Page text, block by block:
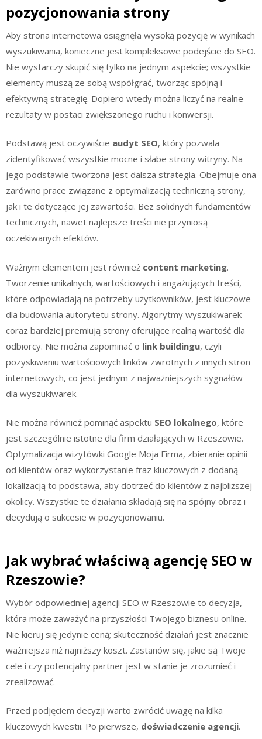
pozycjonowania strony
Aby strona internetowa osiągnęła wysoką pozycję w wynikach
wyszukiwania, konieczne jest kompleksowe podejście do SEO.
Nie wystarczy skupić się tylko na jednym aspekcie; wszystkie
elementy muszą ze sobą współgrać, tworząc spójną i
efektywną strategię. Dopiero wtedy można liczyć na realne
rezultaty w postaci zwiększonego ruchu i konwersji.
Podstawą jest oczywiście audyt SEO, który pozwala
zidentyfikować wszystkie mocne i słabe strony witryny. Na
jego podstawie tworzona jest dalsza strategia. Obejmuje ona
zarówno prace związane z optymalizacją techniczną strony,
jak i te dotyczące jej zawartości. Bez solidnych fundamentów
technicznych, nawet najlepsze treści nie przyniosą
oczekiwanych efektów.
Ważnym elementem jest również content marketing.
Tworzenie unikalnych, wartościowych i angażujących treści,
które odpowiadają na potrzeby użytkowników, jest kluczowe
dla budowania autorytetu strony. Algorytmy wyszukiwarek
coraz bardziej premiują strony oferujące realną wartość dla
odbiorcy. Nie można zapominać o link buildingu, czyli
pozyskiwaniu wartościowych linków zwrotnych z innych stron
internetowych, co jest jednym z najważniejszych sygnałów
dla wyszukiwarek.
Nie można również pominąć aspektu SEO lokalnego, które
jest szczególnie istotne dla firm działających w Rzeszowie.
Optymalizacja wizytówki Google Moja Firma, zbieranie opinii
od klientów oraz wykorzystanie fraz kluczowych z dodaną
lokalizacją to podstawa, aby dotrzeć do klientów z najbliższej
okolicy. Wszystkie te działania składają się na spójny obraz i
decydują o sukcesie w pozycjonowaniu.
Jak wybrać właściwą agencję SEO w
Rzeszowie?
Wybór odpowiedniej agencji SEO w Rzeszowie to decyzja,
która może zaważyć na przyszłości Twojego biznesu online.
Nie kieruj się jedynie ceną; skuteczność działań jest znacznie
ważniejsza niż najniższy koszt. Zastanów się, jakie są Twoje
cele i czy potencjalny partner jest w stanie je zrozumieć i
zrealizować.
Przed podjęciem decyzji warto zwrócić uwagę na kilka
kluczowych kwestii. Po pierwsze, doświadczenie agencji.